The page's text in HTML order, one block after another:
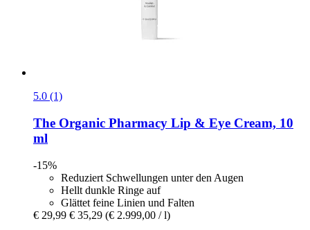
5.0 (1)
The Organic Pharmacy Lip & Eye Cream, 10
ml
-15%
Reduziert Schwellungen unter den Augen
Hellt dunkle Ringe auf
Glättet feine Linien und Falten
€ 29,99 € 35,29 (€ 2.999,00 / l)